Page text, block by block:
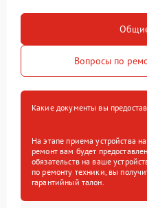
Вопросы по
Какие документы вы
На этапе приема устройства
ремонт вам будет
обязательств на ваше
по ремонту техники, вы
гарантийный талон.